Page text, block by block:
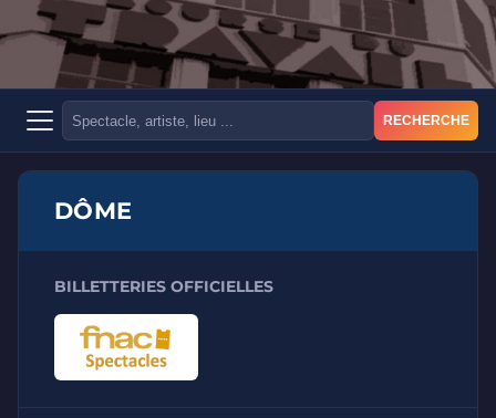
RECHERCHE
DÔME
BILLETTERIES OFFICIELLES